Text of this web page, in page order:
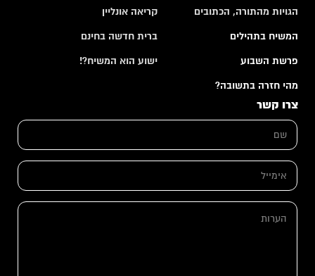
הגויות מהתורה, הכתובים
המשיח בתהילים
פרשת השבוע
מהי חזרה בתשובה?
קריאה אונליין
ברית חדשה בחינם
ישוע הוא המשיח?!
צרו קשר
ש
*
ע
ת
א
מ
י
ה